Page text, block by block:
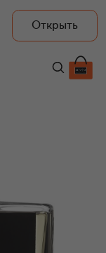
Открыть
36 200 ₽